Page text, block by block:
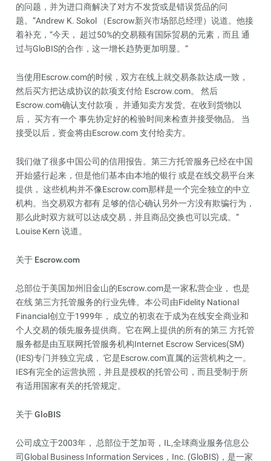
的问题，并为进口商解决了对方不发货或是错误货品的问
题。”Andrew K. Sokol （Escrow新兴市场部总经理）说道。他接
着补充，“今天， 超过50%的交易额有国际贸易的元素，而且 通
过与GloBIS的合作，这一增长趋势更加明显。“
当使用Escrow.com的时候，双方在线上就交易条款达成一致，
然后买方把达成协议的款项支付给 Escrow.com。 然后
Escrow.com确认支付款项， 并通知卖方发货。在收到货物以
后， 买方有一个 事先协定好的检验时间来检查并接受物品。 当
接受以后，资金将由Escrow.com 支付给卖方。
我们做了很多中国公司的信用报告。第三方托管服务已经在中国
开始盛行起来，但是他们基本由本地的银行 或是在线交易平台来
提供， 这些机构并不像Escrow.com那样是一个完全独立的中立
机构。当交易双方都有 足够的信心确认另外一方没有欺骗行为，
那么此时双方就可以达成交易，并且商品交换也可以完成。”
Louise Kern 说道。
关于 Escrow.com
总部位于美国加州旧金山的Escrow.com是一家私营企业， 也是
在线 第三方托管服务的行业先锋。本公司由Fidelity National
Financial创立于1999年， 成立的初衷在于成为在线安全商业和
个人交易的领先服务提供商。它在网上提供的所有的第三 方托管
服务都是由互联网托管服务机构Internet Escrow Services(SM)
(IES)专门并独立完成， 它是Escrow.com直属的运营机构之一。
IES有完全的运营执照，并且是授权的托管公司，而且受制于所
有适用国家有关的托管规定。
关于 GloBIS
公司成立于2003年， 总部位于芝加哥，IL,全球商业服务信息公
司Global Business Information Services，Inc. (GloBIS)，是一家